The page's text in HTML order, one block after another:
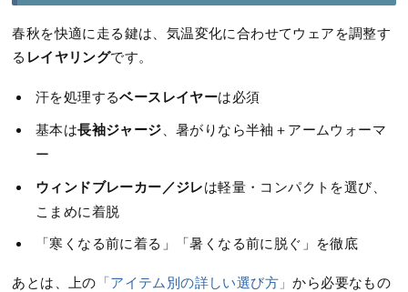
春秋を快適に走る鍵は、気温変化に合わせてウェアを調整す
る レイヤリングです。
汗を処理するベースレイヤーは必須
基本は長袖ジャージ、暑がりなら半袖＋アームウォーマ
ー
ウィンドブレーカー／ジレは軽量・コンパクトを選び、
こまめに着脱
「寒くなる前に着る」「暑くなる前に脱ぐ」を徹底
あとは、上の 「アイテム別の詳しい選び方」から必要なもの